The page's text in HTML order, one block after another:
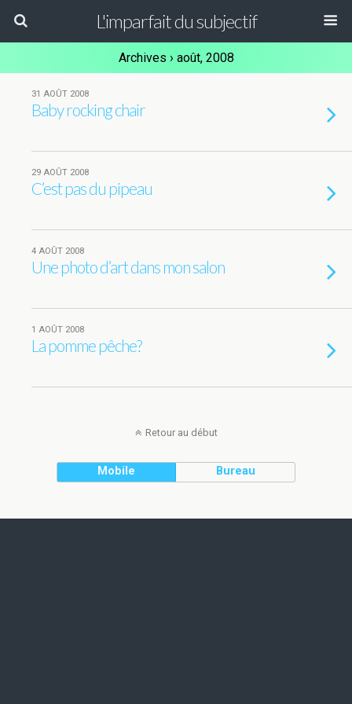
L'imparfait du subjectif
Archives › août, 2008
31 AOÛT 2008
Baby rocking chair
29 AOÛT 2008
C’est pas du pipeau
4 AOÛT 2008
Une photo d’art dans mon salon
1 AOÛT 2008
La pomme pêche?
Retour au début
Mobile Bureau